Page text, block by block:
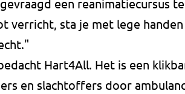
een reanimatiecursus
verricht, sta je met lege
Hart4All. Het is een
en slachtoffers door